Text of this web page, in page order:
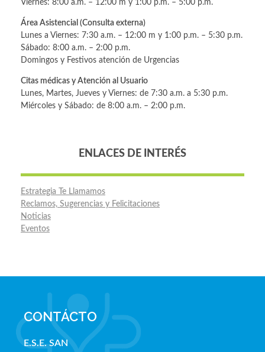
Viernes: 8:00 a.m. – 12:00 m y 1:00 p.m. – 5:00 p.m.
Área Asistencial (Consulta externa)
Lunes a Viernes: 7:30 a.m. – 12:00 m y 1:00 p.m. – 5:30 p.m.
Sábado: 8:00 a.m. – 2:00 p.m.
Domingos y Festivos atención de Urgencias
Citas médicas y Atención al Usuario
Lunes, Martes, Jueves y Viernes: de 7:30 a.m. a 5:30 p.m.
Miércoles y Sábado: de 8:00 a.m. – 2:00 p.m.
ENLACES DE INTERÉS
Estrategia Te Llamamos
Reclamos, Sugerencias y Felicitaciones
Noticias
Eventos
CONTÁCTO
E.S.E. SAN